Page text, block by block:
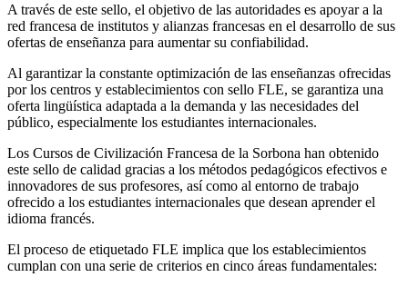
A través de este sello, el objetivo de las autoridades es apoyar a la
red francesa de institutos y alianzas francesas en el desarrollo de sus
ofertas de enseñanza para aumentar su confiabilidad.
Al garantizar la constante optimización de las enseñanzas ofrecidas
por los centros y establecimientos con sello FLE, se garantiza una
oferta lingüística adaptada a la demanda y las necesidades del
público, especialmente los estudiantes internacionales.
Los Cursos de Civilización Francesa de la Sorbona han obtenido
este sello de calidad gracias a los métodos pedagógicos efectivos e
innovadores de sus profesores, así como al entorno de trabajo
ofrecido a los estudiantes internacionales que desean aprender el
idioma francés.
El proceso de etiquetado FLE implica que los establecimientos
cumplan con una serie de criterios en cinco áreas fundamentales: